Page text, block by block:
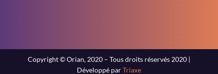
Copyright © Orian, 2020 – Tous droits réservés 2020 |
Développé parTriaxe